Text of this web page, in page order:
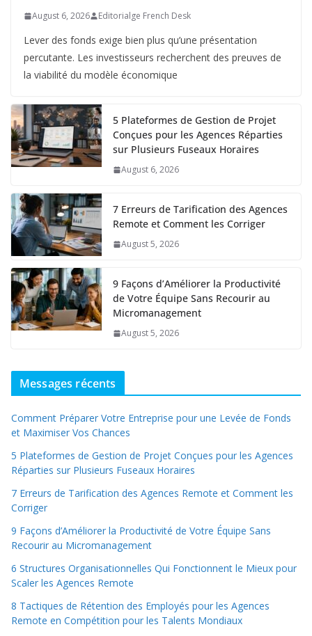
August 6, 2026 Editorialge French Desk
Lever des fonds exige bien plus qu’une présentation
percutante. Les investisseurs recherchent des preuves de
la viabilité du modèle économique
5 Plateformes de Gestion de Projet
Conçues pour les Agences Réparties
sur Plusieurs Fuseaux Horaires
August 6, 2026
7 Erreurs de Tarification des Agences
Remote et Comment les Corriger
August 5, 2026
9 Façons d’Améliorer la Productivité
de Votre Équipe Sans Recourir au
Micromanagement
August 5, 2026
Messages récents
Comment Préparer Votre Entreprise pour une Levée de Fonds
et Maximiser Vos Chances
5 Plateformes de Gestion de Projet Conçues pour les Agences
Réparties sur Plusieurs Fuseaux Horaires
7 Erreurs de Tarification des Agences Remote et Comment les
Corriger
9 Façons d’Améliorer la Productivité de Votre Équipe Sans
Recourir au Micromanagement
6 Structures Organisationnelles Qui Fonctionnent le Mieux pour
Scaler les Agences Remote
8 Tactiques de Rétention des Employés pour les Agences
Remote en Compétition pour les Talents Mondiaux